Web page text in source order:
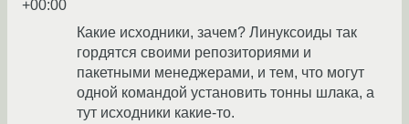
+00:00
Какие исходники, зачем? Линуксоиды так
гордятся своими репозиториями и
пакетными менеджерами, и тем, что могут
одной командой установить тонны шлака, а
тут исходники какие-то.